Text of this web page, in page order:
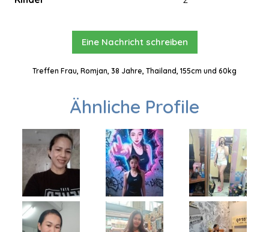
Eine Nachricht schreiben
Treffen Frau, Romjan, 38 Jahre, Thailand, 155cm und 60kg
Ähnliche Profile